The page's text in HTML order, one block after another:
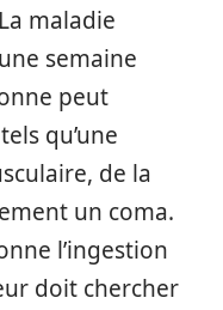
maladie
semaine
peut
qu’une
de la
un coma.
l’ingestion
doit chercher